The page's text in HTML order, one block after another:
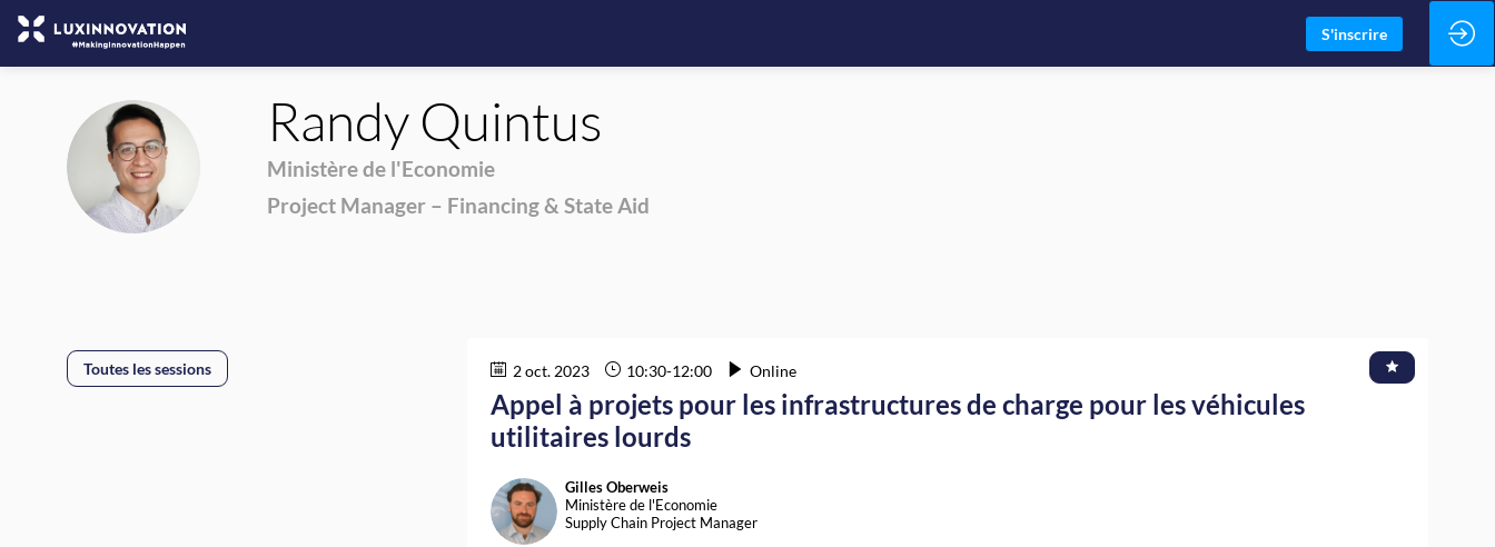
S'inscrire
RQ
Randy Quintus
Ministère de l'Economie
Project Manager – Financing & State Aid
Toutes les sessions 2 oct. 2023 10:30-12:00 Online
Appel à projets pour les infrastructures de charge pour les véhicules
utilitaires lourds
GO
Gilles Oberweis
Ministère de l'Economie
Supply Chain Project Manager